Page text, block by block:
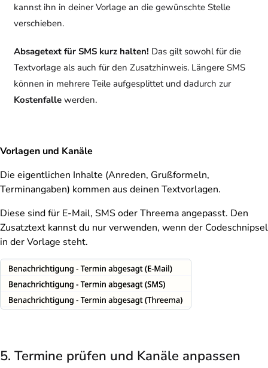
kannst ihn in deiner Vorlage an die gewünschte Stelle
verschieben.
Absagetext für SMS kurz halten! Das gilt sowohl für die
Textvorlage als auch für den Zusatzhinweis. Längere SMS
können in mehrere Teile aufgesplittet und dadurch zur
Kostenfallewerden.
Vorlagen und Kanäle
Die eigentlichen Inhalte (Anreden, Grußformeln,
Terminangaben) kommen aus deinen Textvorlagen.
Diese sind für E-Mail, SMS oder Threema angepasst. Den
Zusatztext kannst du nur verwenden, wenn der Codeschnipsel
in der Vorlage steht.
5. Termine prüfen und Kanäle anpassen